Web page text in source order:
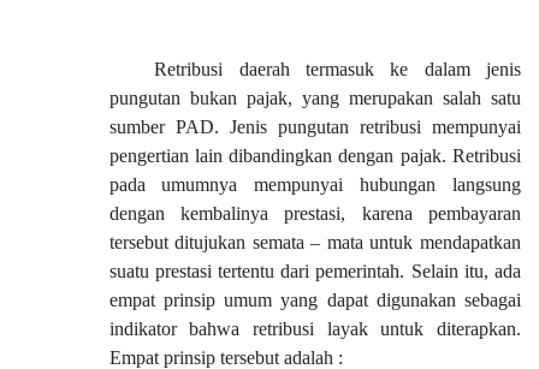
Retribusi daerah termasuk ke dalam jenis
pungutan bukan pajak, yang merupakan salah satu
sumber PAD. Jenis pungutan retribusi mempunyai
pengertian lain dibandingkan dengan pajak. Retribusi
pada umumnya mempunyai hubungan langsung
dengan kembalinya prestasi, karena pembayaran
tersebut ditujukan semata – mata untuk mendapatkan
suatu prestasi tertentu dari pemerintah. Selain itu, ada
empat prinsip umum yang dapat digunakan sebagai
indikator bahwa retribusi layak untuk diterapkan.
Empat prinsip tersebut adalah :